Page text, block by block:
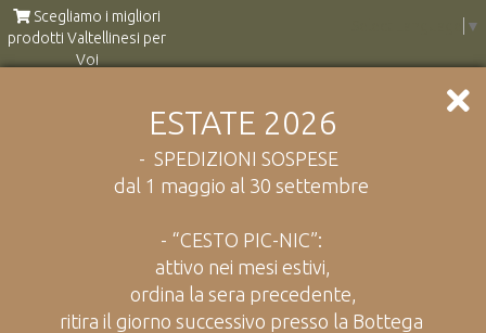
Scegliamo i migliori
prodotti Valtellinesi per
Voi
▼
ESTATE 2026
- SPEDIZIONI SOSPESE
dal 1 maggio al 30 settembre
- “CESTO PIC-NIC”:
attivo nei mesi estivi,
ordina la sera precedente,
ritira il giorno successivo presso la Bottega
Catalogo Sughi e condimenti
montagna
Ragù di selvaggina, sughi saporiti,
insaporitori